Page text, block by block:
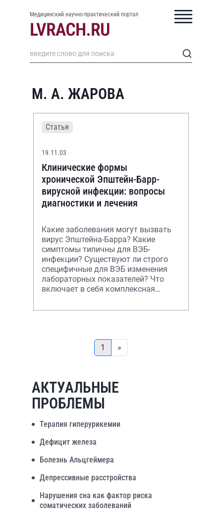
Медицинский научно-практический портал
М. А. ЖАРОВА
Статья
19.11.03
Клинические формы
хронической Эпштейн-Барр-
вирусной инфекции: вопросы
диагностики и лечения
Какие заболевания могут вызвать
вирус Эпштейна-Барра? Какие
симптомы типичны для ВЭБ-
инфекции? Существуют ли строго
специфичные для ВЭБ изменения
лабораторных показателей? Что
включает в себя комплексная
1 »
АКТУАЛЬНЫЕ
ПРОБЛЕМЫ
Терапия гиперурикемии
Дефицит железа
Болезнь Альцгеймера
Депрессивные расстройства
Нарушения сна как фактор риска
соматических заболеваний